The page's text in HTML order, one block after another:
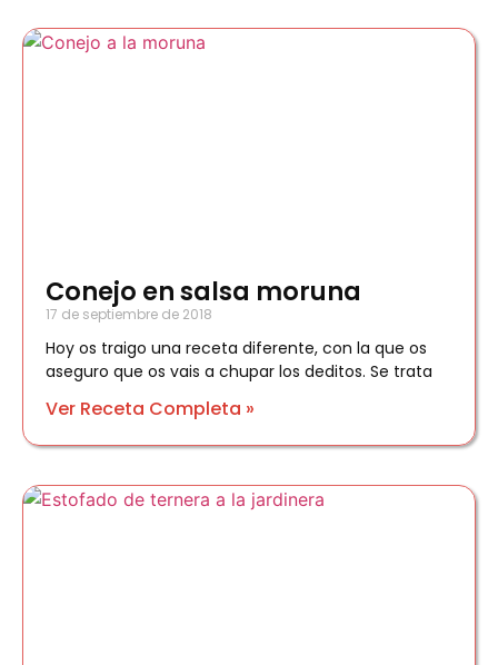
Conejo en salsa moruna
17 de septiembre de 2018
Hoy os traigo una receta diferente, con la que os
aseguro que os vais a chupar los deditos. Se trata
Ver Receta Completa »